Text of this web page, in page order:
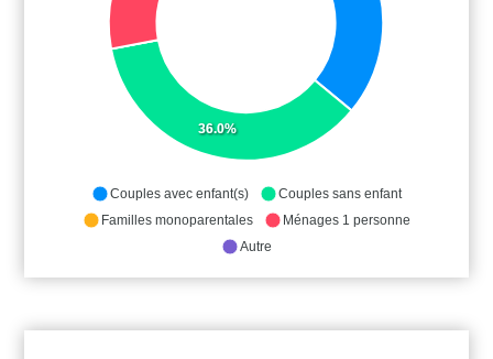
36.0%
Couples avec enfant(s)
Couples sans enfant
Familles monoparentales
Ménages 1 personne
Autre